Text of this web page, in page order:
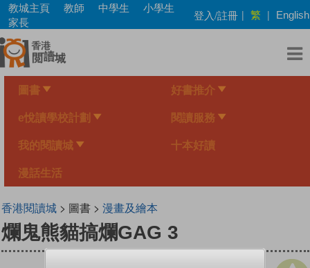
Skip
main
content
教城主頁 教師 中學生
小學生
家長
登入/註冊 | 繁 | English
圖書 好書推介
e悅讀學校計劃 閱讀服務
我的閱讀城 十本好讀
漫話生活
香港閱讀城> 圖書 > 漫畫及繪本
爛鬼熊貓搞爛GAG 3